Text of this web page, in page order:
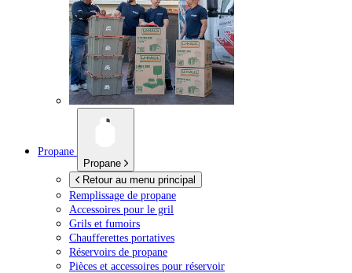
Propane
Propane
Retour au menu principal
Remplissage de propane
Accessoires pour le gril
Grils et fumoirs
Chaufferettes portatives
Réservoirs de propane
Pièces et accessoires pour réservoir